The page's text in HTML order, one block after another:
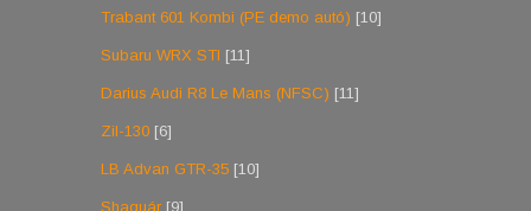
Trabant 601 Kombi (PE demo autó) [10]
Subaru WRX STI [11]
Darius Audi R8 Le Mans (NFSC) [11]
Zil-130 [6]
LB Advan GTR-35 [10]
Shaguár [9]